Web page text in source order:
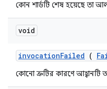
কোন শার্ডটি শেষ হয়েছে তা
void
invocationFailed (
কোনো ত্রুটির কারণে আহ্বানটি